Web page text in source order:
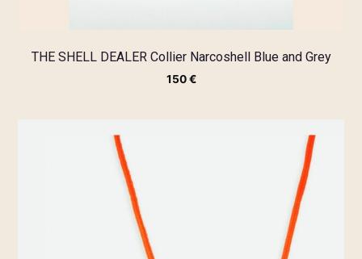
THE SHELL DEALER Collier Narcoshell Blue and Grey
150€